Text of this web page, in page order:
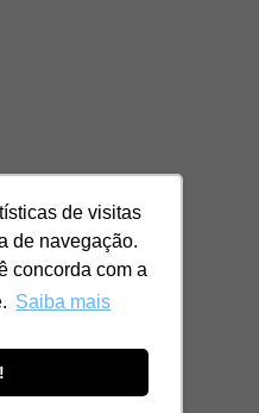
de visitas
de navegação.
concorda com a
Saiba mais